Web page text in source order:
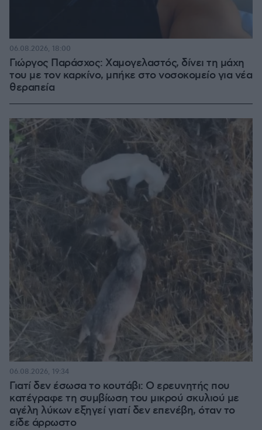
Γιώργος Παράσχος: Χαμογελαστός, δίνει τη μάχη
του με τον καρκίνο, μπήκε στο νοσοκομείο για νέα
θεραπεία
06.08.2026, 18:00
Γιατί δεν έσωσα το κουτάβι: Ο ερευνητής που
κατέγραφε τη συμβίωση του μικρού σκυλιού με
αγέλη λύκων εξηγεί γιατί δεν επενέβη, όταν το
είδε άρρωστο
06.08.2026, 19:34